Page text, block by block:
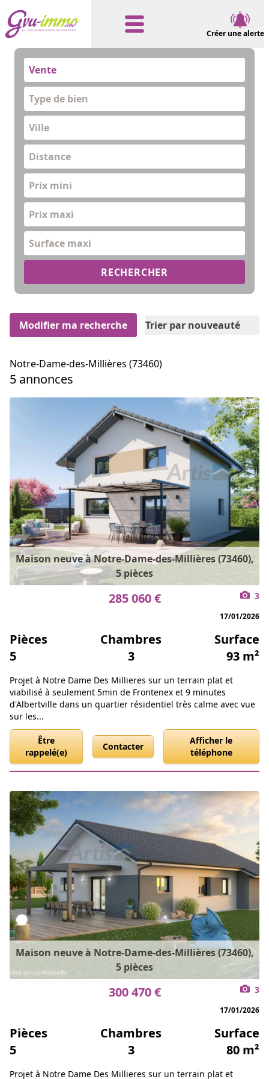
Créer une alerte
Vente
Type de bien
Distance
Prix mini
Prix maxi
Surface maxi
RECHERCHER
Modifier ma recherche Trier par nouveauté
Notre-Dame-des-Millières (73460)
5 annonces
Maison neuve à Notre-Dame-des-Millières (73460),
5 pièces
285 060 € 3
17/01/2026
Pièces
5
Chambres
3
Surface
93 m²
Projet à Notre Dame Des Millieres sur un terrain plat et
viabilisé à seulement 5min de Frontenex et 9 minutes
d'Albertville dans un quartier résidentiel très calme avec vue
sur les...
Être
rappelé(e)
Contacter
Afficher le
téléphone
Maison neuve à Notre-Dame-des-Millières (73460),
5 pièces
300 470 € 3
17/01/2026
Pièces
5
Chambres
3
Surface
80 m²
Projet à Notre Dame Des Millieres sur un terrain plat et